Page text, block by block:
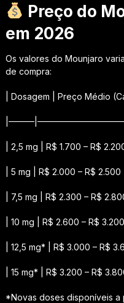
Preço do
em 2026
Os valores do Mounjaro
de compra:
| Dosagem | Preço Médio
| 2,5 mg | R$ 1.700 – R$ 2.200
| 5 mg | R$ 2.000 – R$ 2.500 |
| 7,5 mg | R$ 2.300 – R$
| 10 mg | R$ 2.600 – R$ 3.200
| 12,5 mg* | R$ 3.000 – R$
| 15 mg* | R$ 3.200 – R$
*Novas doses disponíveis a